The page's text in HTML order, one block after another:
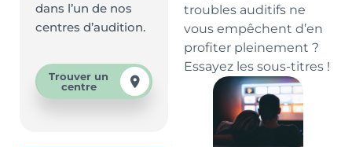
dans l’un de nos
centres d’audition.
Trouver un
centre
troubles auditifs ne
vous empêchent d’en
profiter pleinement ?
Essayez les sous-titres !